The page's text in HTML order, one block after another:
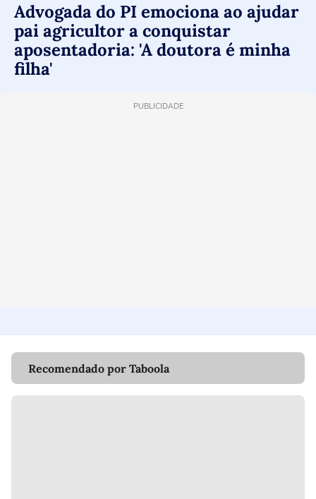
Advogada do PI emociona ao ajudar
pai agricultor a conquistar
aposentadoria: 'A doutora é minha
filha'
PUBLICIDADE
Recomendado por Taboola